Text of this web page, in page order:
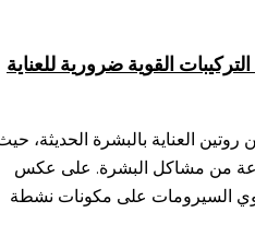
القوية ضرورية للعناية
العناية بالبشرة الحديثة،
من مشاكل البشرة. على عكس
السيرومات على مكونات نشطة